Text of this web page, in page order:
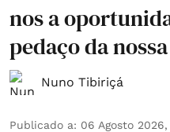
nos a
pedaço da
Nuno Tibiriçá
Publicado a: 06 Agosto 2026,